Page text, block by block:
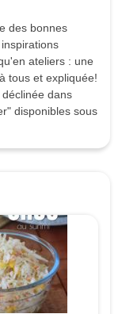
des bonnes
ateliers : une
tous et expliquée!
dans
disponibles sous